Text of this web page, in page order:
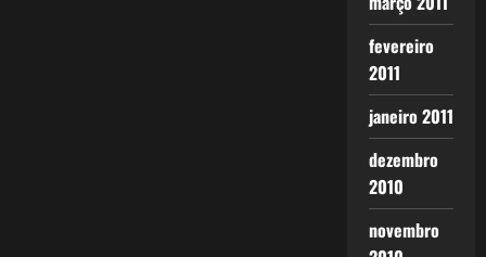
fevereiro
2011
janeiro 2011
dezembro
2010
novembro